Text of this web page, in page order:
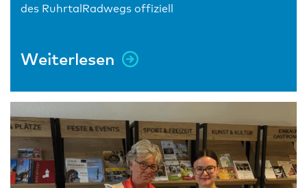
des RuhrtalRadwegs offiziell
Weiterlesen